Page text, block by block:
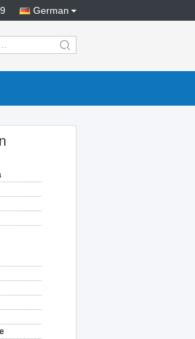
German
search